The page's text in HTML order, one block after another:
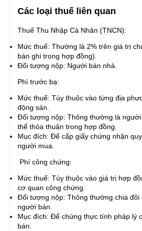
Các loại thuế liên quan
Thuế Thu Nhập Cá Nhân (TNCN):
Mức thuế: Thường là 2% trên giá trị
bán ghi trong hợp đồng).
Đối tượng nộp: Người bán nhà.
Phí trước bạ:
Mức thuế: Tùy thuộc vào từng địa
động sản.
Đối tượng nộp: Thông thường là
thể thỏa thuận trong hợp đồng.
Mục đích: Để cấp giấy chứng nhận
người mua.
Phí công chứng:
Mức thuế: Tùy thuộc vào giá trị hợp
cơ quan công chứng.
Đối tượng nộp: Thông thường chia
người bán.
Mục đích: Để chứng thực tính pháp lý
bán.